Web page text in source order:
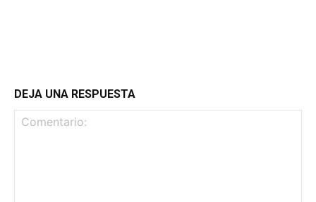
DEJA UNA RESPUESTA